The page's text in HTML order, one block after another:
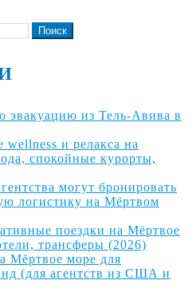
эвакуацию из Тель-Авива в
wellness и релакса на
спокойные курорты,
могут бронировать
логистику на Мёртвом
поездки на Мёртвое
трансферы (2026)
Мёртвое море для
(для агентств из США и